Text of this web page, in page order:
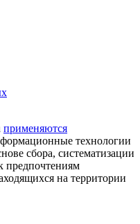
применяются
технологии
сбора, систематизации
предпочтениям
на территории